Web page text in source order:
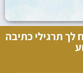
תרגילי כתיבה